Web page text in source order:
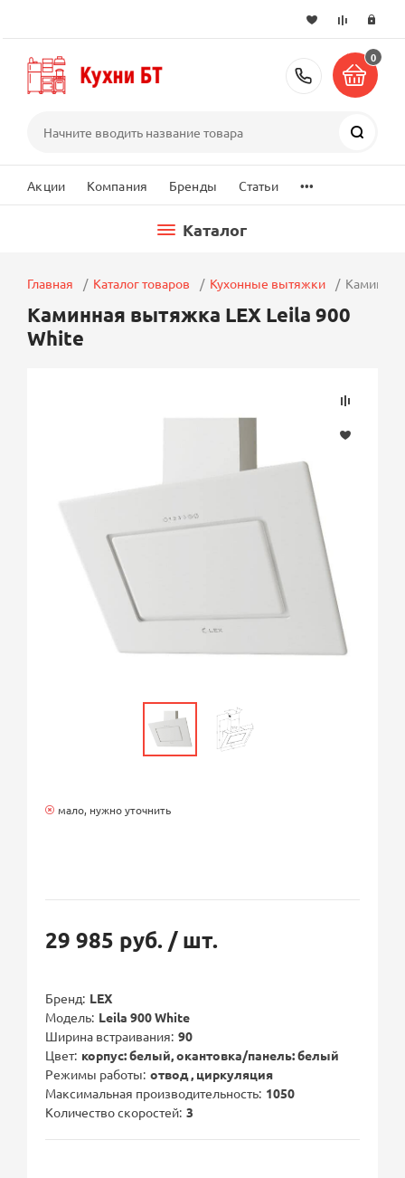
+7 (495)
0
Акции Компания Бренды Статьи ...
Каталог
Главная Каталог товаров Кухонные вытяжки
Каминная вытяжка LEX Leila 900
White
мало, нужно уточнить
29 985 руб. / шт.
Бренд LEX
Модель Leila 900 White
Ширина встраивания 90
Цвет корпус: белый, окантовка/панель: белый
Режимы работы отвод , циркуляция
Максимальная производительность 1050
Количество скоростей 3